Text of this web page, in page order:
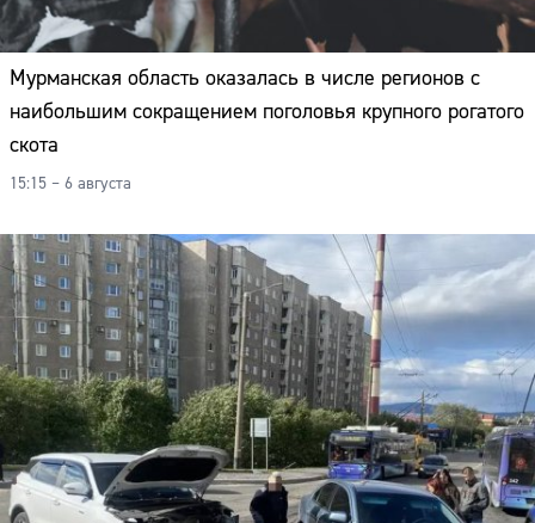
Мурманская область оказалась в числе регионов с
наибольшим сокращением поголовья крупного рогатого
скота
15:15 – 6 августа